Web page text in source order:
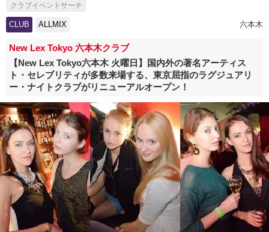
クラブイベントサーチ
CLUB ALLMIX 六本木
New Lex Tokyo 六本木クラブ
【New Lex Tokyo六本木 火曜日】国内外の著名アーティス
ト・セレブリティが多数来場する、東京屈指のラグジュアリ
ー・ナイトクラブがリニューアルオープン！